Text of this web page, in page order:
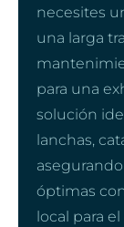
necesites
una larga
para una
solución
lanchas,
óptimas
local para